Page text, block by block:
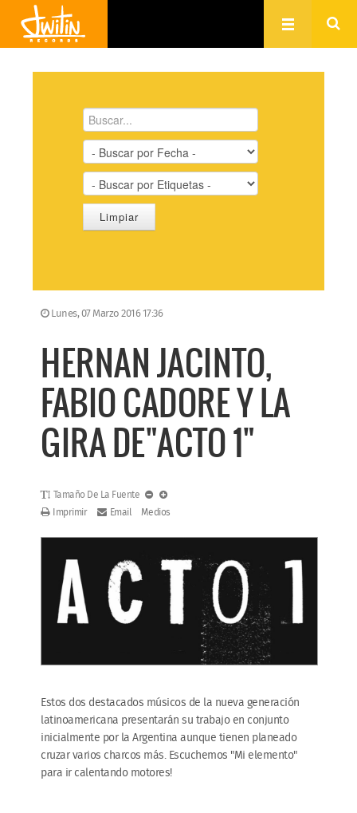
Lunes, 07 Marzo 2016 17:36
HERNAN JACINTO,
FABIO CADORE Y LA
GIRA DE"ACTO 1"
Tamaño De La Fuente
Imprimir
Email Medios
Estos dos destacados músicos de la nueva generación
latinoamericana presentarán su trabajo en conjunto
inicialmente por la Argentina aunque tienen planeado
cruzar varios charcos más. Escuchemos "Mi elemento"
para ir calentando motores!